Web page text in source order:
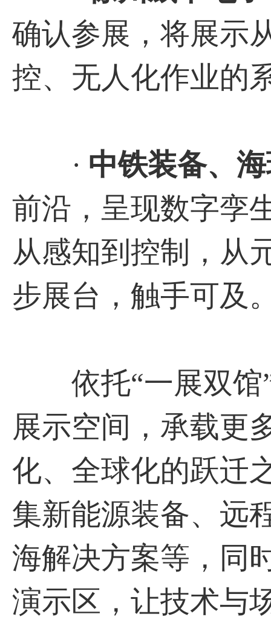
确认参展，将展示
控、无人化作业的
· 中铁装备、
前沿，呈现数字孪
从感知到控制，从
步展台，触手可及
依托“一展双馆”
展示空间，承载更
化、全球化的跃迁
集新能源装备、远
海解决方案等，同
演示区，让技术与